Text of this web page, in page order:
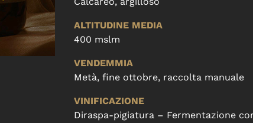
ALTITUDINE MEDIA
400 mslm
VENDEMMIA
Metà, fine ottobre, raccolta manuale
VINIFICAZIONE
Diraspa-pigiatura – Fermentazione